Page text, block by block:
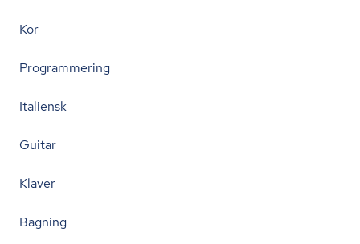
Kor
Programmering
Italiensk
Guitar
Klaver
Bagning